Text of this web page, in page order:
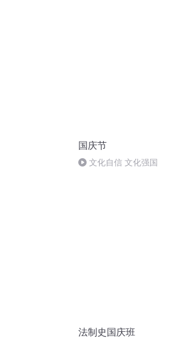
国庆节
文化自信 文化强国
法制史国庆班